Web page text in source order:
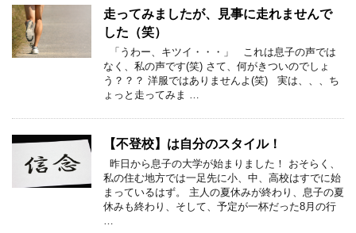
走ってみましたが、見事に走れませんで
した（笑）
「うわー、キツイ・・・」 これは息子の声では
なく、私の声です(笑) さて、何がきついのでしょ
う？？？ 洋服ではありませんよ(笑) 実は、、、ち
ょっと走ってみま …
【不登校】は自分のスタイル！
昨日から息子の大学が始まりました！ おそらく、
私の住む地方では一足先に小、中、高校はすでに始
まっているはず。 主人の夏休みが終わり、息子の夏
休みも終わり、そして、予定が一杯だった8月の行
…